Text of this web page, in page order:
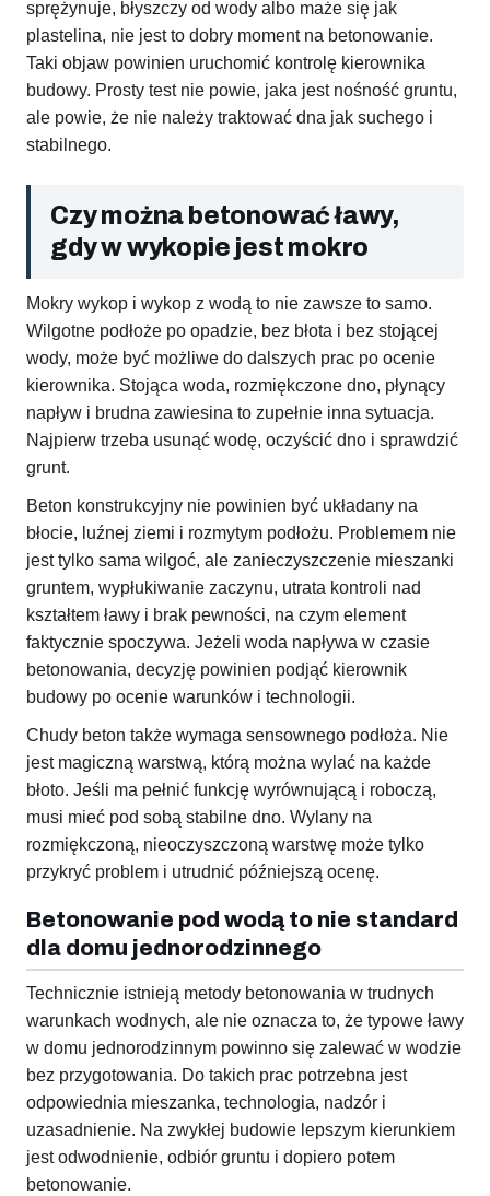
sprężynuje, błyszczy od wody albo maże się jak
plastelina, nie jest to dobry moment na betonowanie.
Taki objaw powinien uruchomić kontrolę kierownika
budowy. Prosty test nie powie, jaka jest nośność gruntu,
ale powie, że nie należy traktować dna jak suchego i
stabilnego.
Czy można betonować ławy,
gdy w wykopie jest mokro
Mokry wykop i wykop z wodą to nie zawsze to samo.
Wilgotne podłoże po opadzie, bez błota i bez stojącej
wody, może być możliwe do dalszych prac po ocenie
kierownika. Stojąca woda, rozmiękczone dno, płynący
napływ i brudna zawiesina to zupełnie inna sytuacja.
Najpierw trzeba usunąć wodę, oczyścić dno i sprawdzić
grunt.
Beton konstrukcyjny nie powinien być układany na
błocie, luźnej ziemi i rozmytym podłożu. Problemem nie
jest tylko sama wilgoć, ale zanieczyszczenie mieszanki
gruntem, wypłukiwanie zaczynu, utrata kontroli nad
kształtem ławy i brak pewności, na czym element
faktycznie spoczywa. Jeżeli woda napływa w czasie
betonowania, decyzję powinien podjąć kierownik
budowy po ocenie warunków i technologii.
Chudy beton także wymaga sensownego podłoża. Nie
jest magiczną warstwą, którą można wylać na każde
błoto. Jeśli ma pełnić funkcję wyrównującą i roboczą,
musi mieć pod sobą stabilne dno. Wylany na
rozmiękczoną, nieoczyszczoną warstwę może tylko
przykryć problem i utrudnić późniejszą ocenę.
Betonowanie pod wodą to nie standard
dla domu jednorodzinnego
Technicznie istnieją metody betonowania w trudnych
warunkach wodnych, ale nie oznacza to, że typowe ławy
w domu jednorodzinnym powinno się zalewać w wodzie
bez przygotowania. Do takich prac potrzebna jest
odpowiednia mieszanka, technologia, nadzór i
uzasadnienie. Na zwykłej budowie lepszym kierunkiem
jest odwodnienie, odbiór gruntu i dopiero potem
betonowanie.